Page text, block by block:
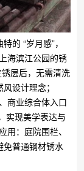
的 “岁月感”，
海滨江公园的锈
层后，无需清洗
设计理念；​
商业综合体入口
实现美学表达与
：庭院围栏、
普通钢材锈水